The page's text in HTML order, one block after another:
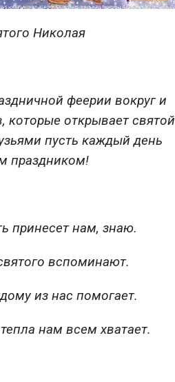
Николая
феерии вокруг и
которые открывает святой
пусть каждый день
праздником!
принесет нам, знаю.
вспоминают.
из нас помогает.
нам всем хватает.